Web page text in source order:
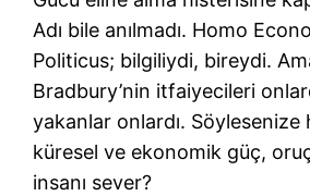
Adı bile anılmadı. Homo
Politicus; bilgiliydi, bireydi.
Bradbury’nin itfaiyecileri
yakanlar onlardı. Söylesenize
küresel ve ekonomik güç,
insanı sever?